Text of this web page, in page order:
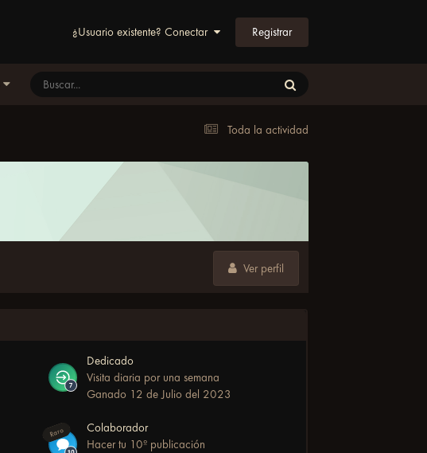
¿Usuario existente? Conectar Registrar
Toda la actividad
Ver perfil
Dedicado
Visita diaria por una semana
Ganado 12 de Julio del 2023
Raro
Colaborador
Hacer tu 10º publicación